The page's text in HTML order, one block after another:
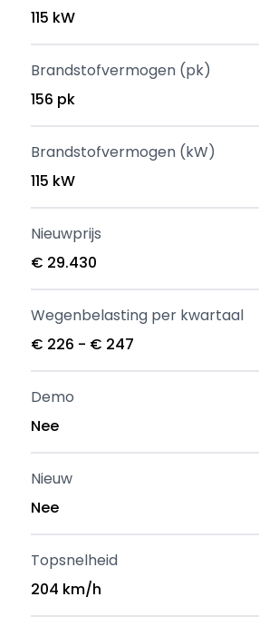
115 kW
Brandstofvermogen (pk)
156 pk
Brandstofvermogen (kW)
115 kW
Nieuwprijs
€ 29.430
Wegenbelasting per kwartaal
€ 226 - € 247
Demo
Nee
Nieuw
Nee
Topsnelheid
204 km/h